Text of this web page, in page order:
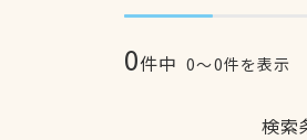
0件中 0〜0件を表示
検索